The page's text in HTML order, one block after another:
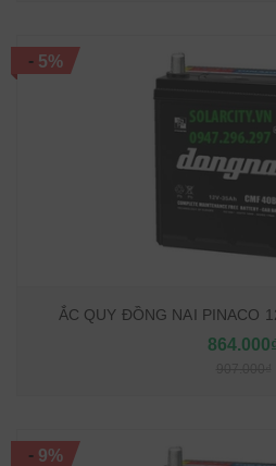
- 5%
ẮC QUY ĐỒNG NAI PINACO
- 9%